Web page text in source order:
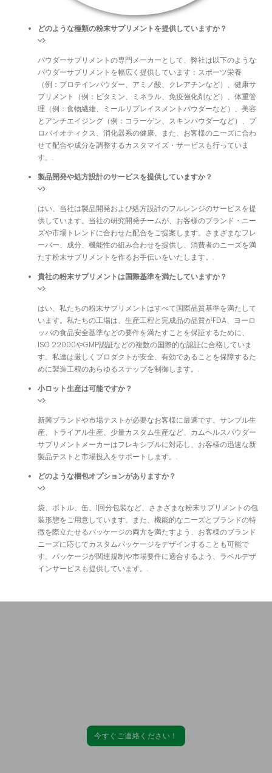
どのような種類の粉末サプリメントを提供していますか？
パウダーサプリメントの専門メーカーとして、弊社は以下のような
パウダーサプリメントを幅広く提供しています：スポーツ栄養
（例：プロテインパウダー、アミノ酸、クレアチンなど）、健康サ
プリメント（例：ビタミン、ミネラル、免疫強化剤など）、体重管
理（例：食物繊維、ミールリプレイスメントパウダーなど）、美容
とアンチエイジング（例：コラーゲン、スキンパウダーなど）、プ
ロバイオティクス、消化器系の健康。また、お客様のニーズに合わ
せて配合や成分を調整するカスタマイズ・サービスも行っていま
す。.
製品開発や処方設計のサービスを提供していますか？
はい、当社は製品開発および処方設計のフルレンジのサービスを提
供しています。当社の研究開発チームが、お客様のブランド・ニー
ズや市場トレンドに合わせた配合をご提案します。さまざまなフレ
ーバー、成分、機能性の組み合わせを提供し、消費者のニーズを満
たす粉末サプリメントを作るお手伝いをいたします。.
貴社の粉末サプリメントは国際基準を満たしていますか？
はい、私たちの粉末サプリメントはすべて国際品質基準を満たして
います。私たちの工場は、生産工程と完成品の品質がFDA、ヨーロ
ッパの食品安全基準などの要件を満たすことを保証するために、
ISO 22000やGMP認証などの複数の国際的な認証に合格していま
す。私達は厳しくプロダクトが安全、有効であることを保障するた
めに製造工程のあらゆるステップを制御します。.
小ロット生産は可能ですか？
新興ブランドや市場テストが必要なお客様に最適です。サンプル生
産、トライアル生産、少量カスタム生産など、カムヘルスパウダー
サプリメントメーカーはフレキシブルに対応し、お客様の迅速な新
製品テストと市場投入をサポートします。.
どのような梱包オプションがありますか？
袋、ボトル、缶、1回分包装など、さまざまな粉末サプリメントの包
装形態をご用意しています。また、機能的なニーズとブランドの特
徴を際立たせるパッケージの両方を満たすよう、お客様のブランド
ニーズに応じてカスタムパッケージをデザインすることも可能で
す。パッケージが関連規制や市場要件に適合するよう、ラベルデザ
インサービスも提供しています。.
今すぐご連絡ください！